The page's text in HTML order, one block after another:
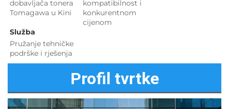
dobavljača tonera
Tomagawa u Kini
konkurentnom
cijenom
Služba
Pružanje tehničke
podrške i rješenja
Profil tvrtke